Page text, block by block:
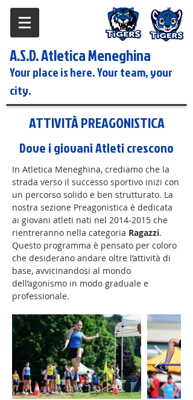
A.S.D. Atletica Meneghina
Your place is here. Your team, your
city.
ATTIVITÀ PREAGONISTICA
Dove i giovani Atleti crescono
In Atletica Meneghina, crediamo che la
strada verso il successo sportivo inizi con
un percorso solido e ben strutturato. La
nostra sezione Preagonistica è dedicata
ai giovani atleti nati nel 2014-2015 che
rientreranno nella categoria Ragazzi.
Questo programma è pensato per coloro
che desiderano andare oltre l’attività di
base, avvicinandosi al mondo
dell’agonismo in modo graduale e
professionale.